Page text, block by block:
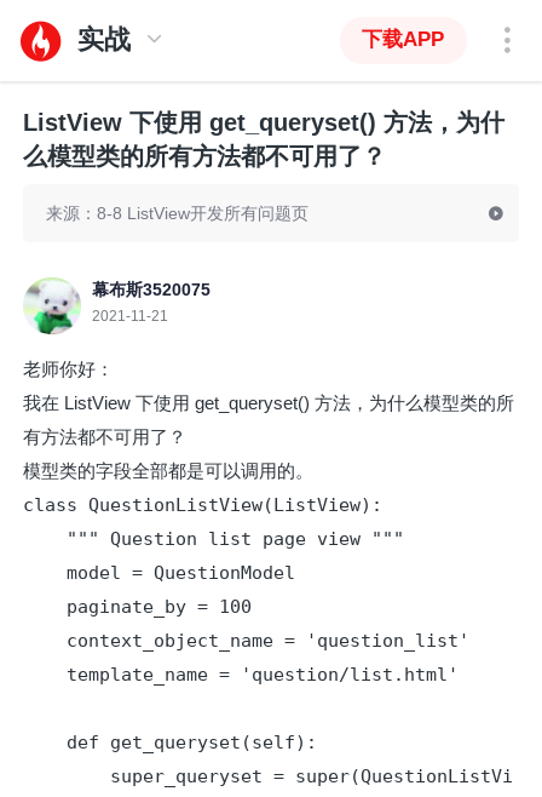
实战 下载APP
ListView 下使用 get_queryset() 方法，为什
么模型类的所有方法都不可用了？
来源：8-8 ListView开发所有问题页
幕布斯3520075
2021-11-21
老师你好：
我在 ListView 下使用 get_queryset() 方法，为什么模型类的所
有方法都不可用了？
模型类的字段全部都是可以调用的。
class QuestionListView(ListView):
    model = QuestionModel